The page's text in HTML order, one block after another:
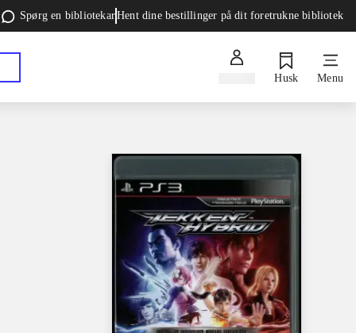
Spørg en bibliotekarHent dine bestillinger på dit foretrukne bibliotek
Husk Menu